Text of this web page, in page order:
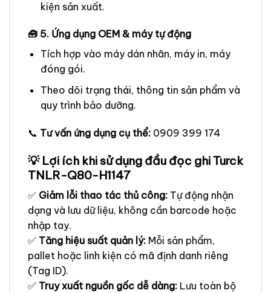
kiện sản xuất.
🧰 5. Ứng dụng OEM & máy tự động
Tích hợp vào máy dán nhãn, máy in, máy
đóng gói.
Theo dõi trạng thái, thông tin sản phẩm và
quy trình bảo dưỡng.
📞 Tư vấn ứng dụng cụ thể: 0909 399 174
💡 Lợi ích khi sử dụng đầu đọc ghi Turck
TNLR-Q80-H1147
✅ Giảm lỗi thao tác thủ công: Tự động nhận
dạng và lưu dữ liệu, không cần barcode hoặc
nhập tay.
✅ Tăng hiệu suất quản lý: Mỗi sản phẩm,
pallet hoặc linh kiện có mã định danh riêng
(Tag ID).
✅ Truy xuất nguồn gốc dễ dàng: Lưu toàn bộ